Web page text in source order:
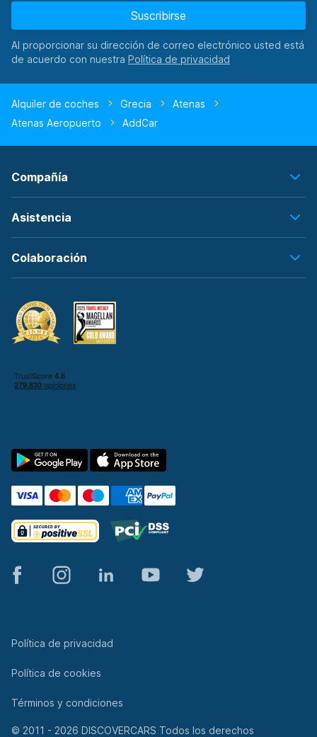
Suscribirse
Al proporcionar su dirección de correo electrónico usted está
de acuerdo con nuestra
Alquiler de coches Grecia
Atenas
Atenas Aeropuerto
AddCar
Compañía
Asistencia
Colaboración
© 2011 - 2026 DISCOVERCARS Todos los derechos